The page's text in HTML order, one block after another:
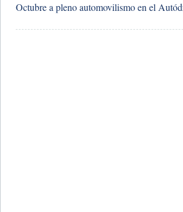
Octubre a pleno automovilismo en el